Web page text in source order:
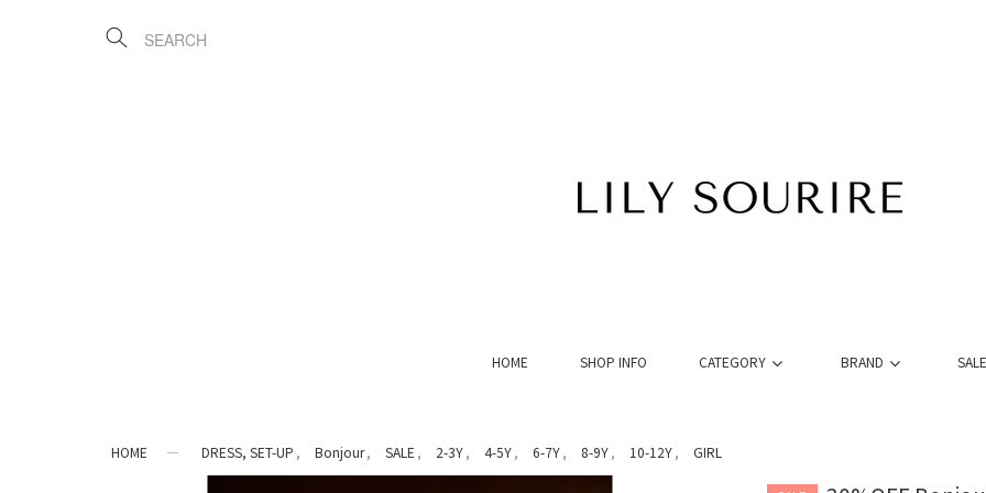
HOME SHOP INFO CATEGORY BRAND SALE
HOME DRESS, SET-UP Bonjour SALE 2-3Y 4-5Y 6-7Y 8-9Y 10-12Y GIRL